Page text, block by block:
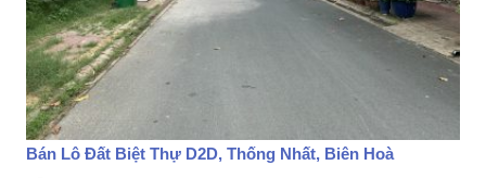
Bán Lô Đất Biệt Thự D2D, Thống Nhất, Biên Hoà